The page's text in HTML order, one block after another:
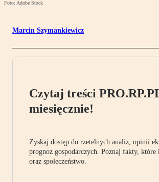
Foto: Adobe Stock
Marcin Szymankiewicz
Czytaj treści
miesięcznie!
Zyskaj dostęp do rzetelnych analiz, opinii
prognoz gospodarczych. Poznaj fakty, które
oraz społeczeństwo.